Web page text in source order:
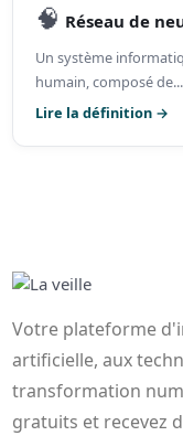
🧠 Réseau de
Un système
humain, composé de...
Lire la définition →
Votre plateforme
artificielle, aux
transformation
gratuits et recevez